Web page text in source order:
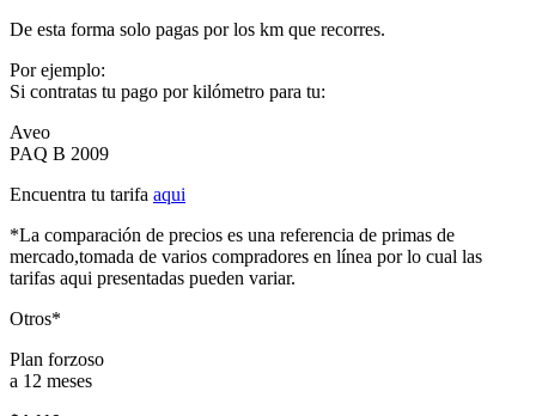
De esta forma solo pagas por los km que recorres.
Por ejemplo:
Si contratas tu pago por kilómetro para tu:
Aveo
PAQ B 2009
Encuentra tu tarifa aqui
*La comparación de precios es una referencia de primas de
mercado,tomada de varios compradores en línea por lo cual las
tarifas aqui presentadas pueden variar.
Otros*
Plan forzoso
a 12 meses